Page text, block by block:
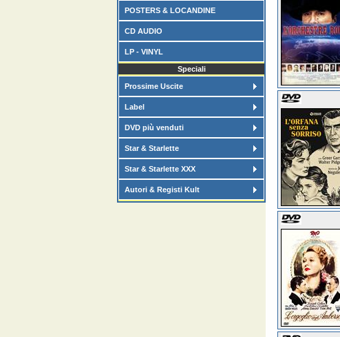
POSTERS & LOCANDINE
CD AUDIO
LP - VINYL
Speciali
Prossime Uscite
Label
DVD più venduti
Star & Starlette
Star & Starlette XXX
Autori & Registi Kult